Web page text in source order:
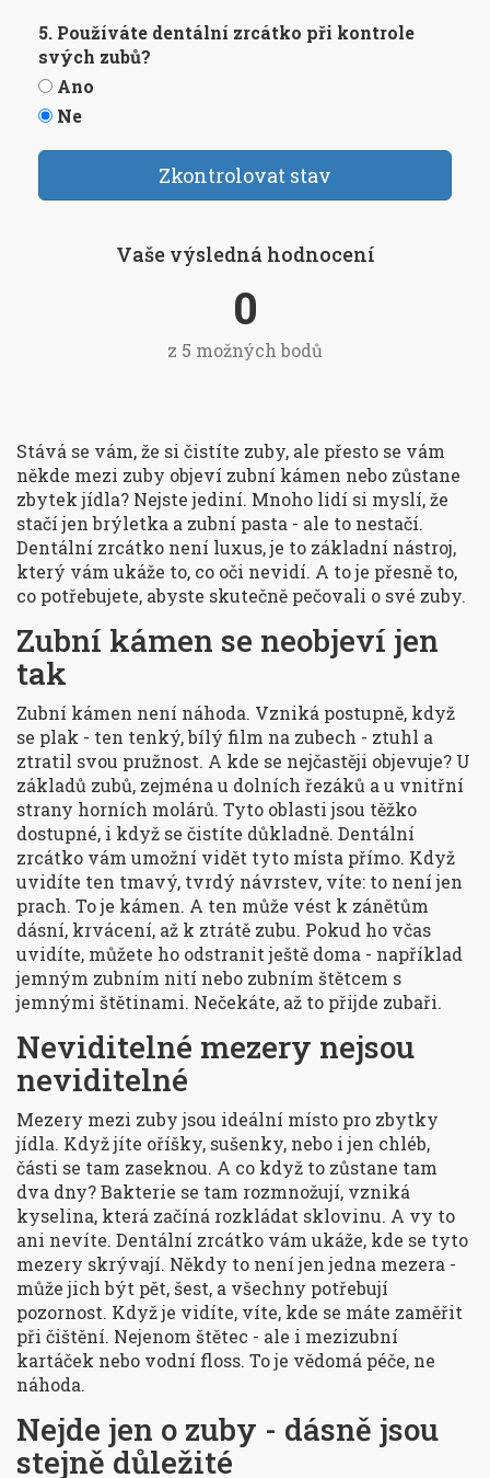
5. Používáte dentální zrcátko při kontrole
svých zubů?
Ano
Ne
Zkontrolovat stav
Vaše výsledná hodnocení
0
z 5 možných bodů
Stává se vám, že si čistíte zuby, ale přesto se vám
někde mezi zuby objeví zubní kámen nebo zůstane
zbytek jídla? Nejste jediní. Mnoho lidí si myslí, že
stačí jen brýletka a zubní pasta - ale to nestačí.
Dentální zrcátko není luxus, je to základní nástroj,
který vám ukáže to, co oči nevidí. A to je přesně to,
co potřebujete, abyste skutečně pečovali o své zuby.
Zubní kámen se neobjeví jen
tak
Zubní kámen není náhoda. Vzniká postupně, když
se plak - ten tenký, bílý film na zubech - ztuhl a
ztratil svou pružnost. A kde se nejčastěji objevuje? U
základů zubů, zejména u dolních řezáků a u vnitřní
strany horních molárů. Tyto oblasti jsou těžko
dostupné, i když se čistíte důkladně. Dentální
zrcátko vám umožní vidět tyto místa přímo. Když
uvidíte ten tmavý, tvrdý návrstev, víte: to není jen
prach. To je kámen. A ten může vést k zánětům
dásní, krvácení, až k ztrátě zubu. Pokud ho včas
uvidíte, můžete ho odstranit ještě doma - například
jemným zubním nití nebo zubním štětcem s
jemnými štětinami. Nečekáte, až to přijde zubaři.
Neviditelné mezery nejsou
neviditelné
Mezery mezi zuby jsou ideální místo pro zbytky
jídla. Když jíte oříšky, sušenky, nebo i jen chléb,
části se tam zaseknou. A co když to zůstane tam
dva dny? Bakterie se tam rozmnožují, vzniká
kyselina, která začíná rozkládat sklovinu. A vy to
ani nevíte. Dentální zrcátko vám ukáže, kde se tyto
mezery skrývají. Někdy to není jen jedna mezera -
může jich být pět, šest, a všechny potřebují
pozornost. Když je vidíte, víte, kde se máte zaměřit
při čištění. Nejenom štětec - ale i mezizubní
kartáček nebo vodní floss. To je vědomá péče, ne
náhoda.
Nejde jen o zuby - dásně jsou
stejně důležité